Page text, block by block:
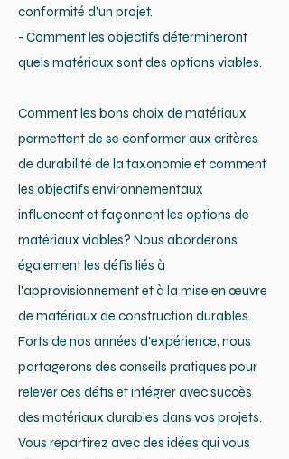
conformité d'un projet.
- Comment les objectifs détermineront
quels matériaux sont des options viables.
Comment les bons choix de matériaux
permettent de se conformer aux critères
de durabilité de la taxonomie et comment
les objectifs environnementaux
influencent et façonnent les options de
matériaux viables? Nous aborderons
également les défis liés à
l'approvisionnement et à la mise en œuvre
de matériaux de construction durables.
Forts de nos années d'expérience, nous
partagerons des conseils pratiques pour
relever ces défis et intégrer avec succès
des matériaux durables dans vos projets.
Vous repartirez avec des idées qui vous